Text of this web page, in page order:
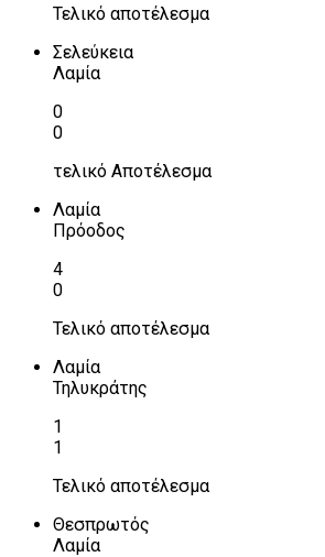
Τελικό αποτέλεσμα
Σελεύκεια
Λαμία
0
0
τελικό Αποτέλεσμα
Λαμία
Πρόοδος
4
0
Τελικό αποτέλεσμα
Λαμία
Τηλυκράτης
1
1
Τελικό αποτέλεσμα
Θεσπρωτός
Λαμία